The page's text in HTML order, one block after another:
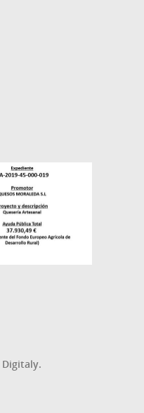
Digitaly.